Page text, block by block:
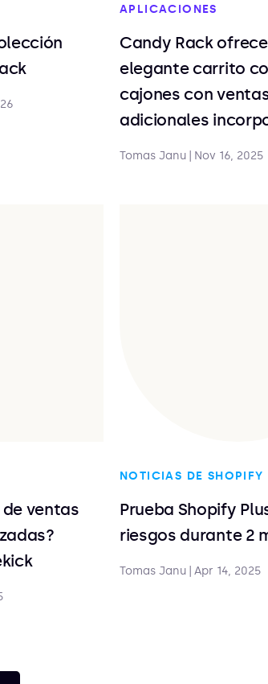
APLICACIONES
Candy Rack
elegante carrito
cajones con
adicionales
Tomas Janu Nov 16, 2025
ventas
NOTICIAS DE SHOPIFY
Prueba Shopify
riesgos durante 2
Tomas Janu Apr 14, 2025